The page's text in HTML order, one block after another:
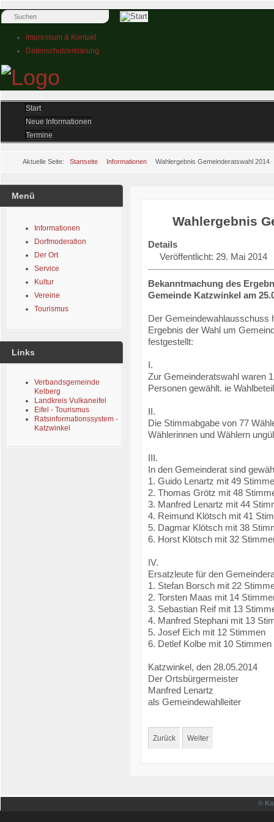
Impressum & Kontakt
Datenschutzerklärung
Start
Neue Informationen
Termine
Aktuelle Seite: Startseite Informationen Wahlergebnis Gemeinderatswahl 2014
Menü
Informationen
Dorfmoderation
Der Ort
Service
Kultur
Vereine
Tourismus
Links
Verbandsgemeinde
Kelberg
Landkreis Vulkaneifel
Eifel - Tourismus
Ratsinformationssystem -
Katzwinkel
Wahlergebnis
Details
Veröffentlicht: 29. Mai 2014
Bekanntmachung des
Gemeinde Katzwinkel am
Der Gemeindewahlausschuss
Ergebnis der Wahl um
festgestellt:
I.
Zur Gemeinderatswahl waren
Personen gewählt. ie
II.
Die Stimmabgabe von 77
Wählerinnen und Wählern
III.
In den Gemeinderat sind
1. Guido Lenartz mit 49
2. Thomas Grötz mit 48
3. Manfred Lenartz mit 44
4. Reimund Klötsch mit 41
5. Dagmar Klötsch mit 38
6. Horst Klötsch mit 32
IV.
Ersatzleute für den
1. Stefan Borsch mit 22
2. Torsten Maas mit 14
3. Sebastian Reif mit 13
4. Manfred Stephani mit 13
5. Josef Eich mit 12 Stimmen
6. Detlef Kolbe mit 10 Stimmen
Katzwinkel, den 28.05.2014
Der Ortsbürgermeister
Manfred Lenartz
als Gemeindewahlleiter
Zurück Weiter
©